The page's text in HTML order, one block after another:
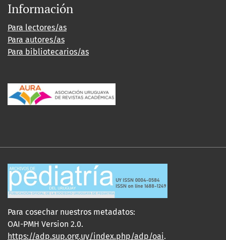
Información
Para lectores/as
Para autores/as
Para bibliotecarios/as
Para cosechar nuestros metadatos:
OAI-PMH Version 2.0.
https://adp.sup.org.uy/index.php/adp/oai.